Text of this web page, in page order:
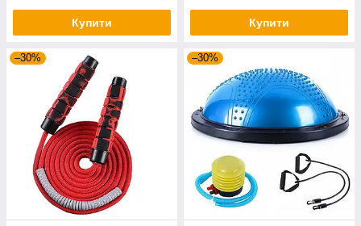
Купити Купити
–30% –30%